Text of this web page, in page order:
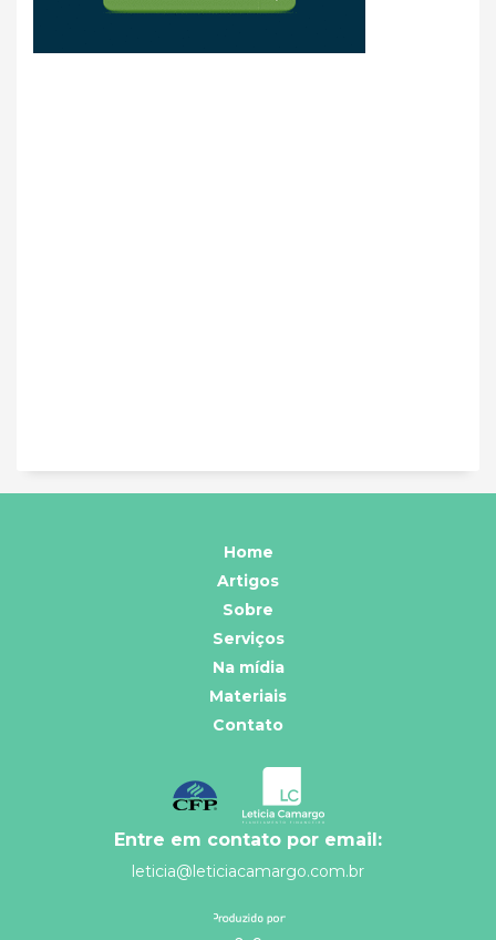
Home
Artigos
Sobre
Serviços
Na mídia
Materiais
Contato
Entre em contato por email:
leticia@leticiacamargo.com.br